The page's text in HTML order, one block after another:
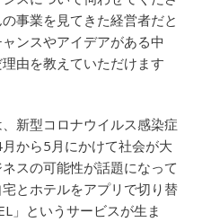
事業を見てきた経営者だと
ンスやアイデアがある中
由を教えていただけます
新型コロナウイルス感染症
から5月にかけて社会が大
スの可能性が話題になって
とホテルをアプリで切り替
」というサービスが生ま